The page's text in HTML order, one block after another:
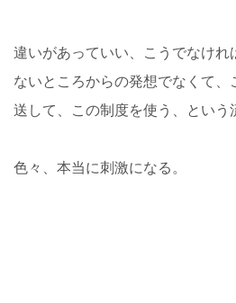
違いがあっていい、こうでなけれ
ないところからの発想でなくて、
送して、この制度を使う、という
色々、本当に刺激になる。